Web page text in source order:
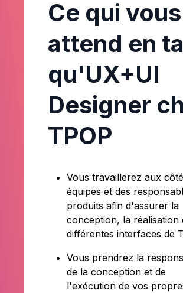
Ce qui vous
attend en
qu'UX+UI
Designer
TPOP
Vous travaillerez aux
équipes et des
produits afin d'assurer la
conception, la réalisation
différentes interfaces de
Vous prendrez la
de la conception et de
l'exécution de vos